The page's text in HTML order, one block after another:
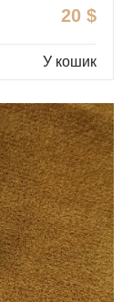
20 $
У кошик